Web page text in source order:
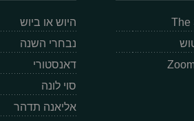
The
היוש או ביוש
נבחרי השנה
דאנסטורי
סוי לונה
אליאנה תדהר